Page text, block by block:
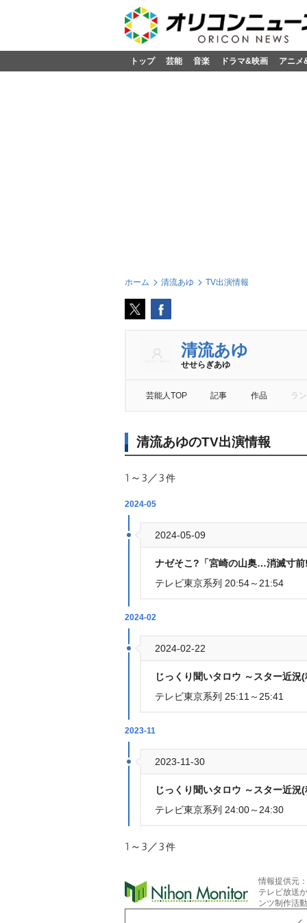
トップ 芸能 音楽 ドラマ&映画 アニメ
ホーム 清流あゆ TV出演情報
清流あゆ
せせらぎあゆ
芸能人TOP 記事 作品 ラ
清流あゆのTV出演情報
1～3／3件
2024-05
2024-05-09
ナゼそこ?「宮崎の山奥…消滅寸
テレビ東京系列 20:54～21:54
2024-02
2024-02-22
じっくり聞いタロウ ～スター近
テレビ東京系列 25:11～25:41
2023-11
2023-11-30
じっくり聞いタロウ ～スター近
テレビ東京系列 24:00～24:30
1～3／3件
情報提供元：
テレビ放送
ンツ制作活